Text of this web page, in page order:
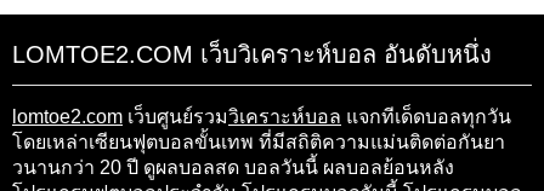
LOMTOE2.COM เว็บวิเคราะห์บอล อันดับหนึ่ง
lomtoe2.com เว็บศูนย์รวมวิเคราะห์บอล แจกทีเด็ดบอลทุกวัน
โดยเหล่าเซียนฟุตบอลขั้นเทพ ที่มีสถิติความแม่นติดต่อกันยา
วนานกว่า 20 ปี ดูผลบอลสด บอลวันนี้ ผลบอลย้อนหลัง